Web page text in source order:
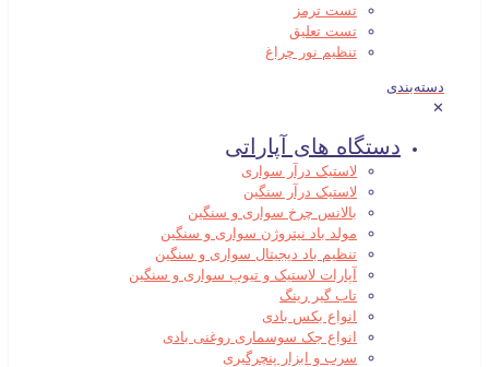
تست ترمز
تست تعلیق
تنظیم نور چراغ
دسته‌بندی
✕
دستگاه های آپاراتی
لاستیک درآر سواری
لاستیک درآر سنگین
بالانس چرخ سواری و سنگین
مولد باد نیتروژن سواری و سنگین
تنظیم باد دیجیتال سواری و سنگین
آپارات لاستیک و تیوپ سواری و سنگین
تاب گیر رینگ
انواع بکس بادی
انواع جک سوسماری روغنی بادی
سرب و ابزار پنچرگیری